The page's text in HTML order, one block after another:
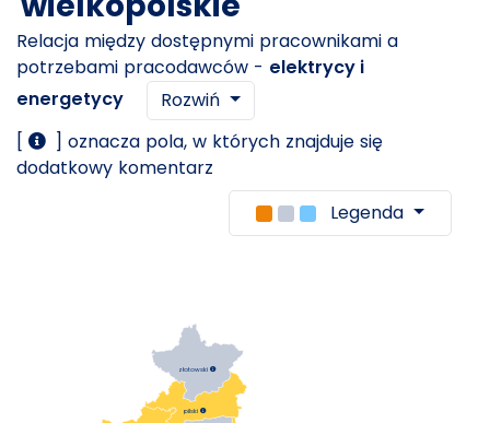
Relacja między dostępnymi pracownikami a
potrzebami pracodawców - elektrycy i
energetycy
Rozwiń
[
] oznacza pola, w których znajduje się
dodatkowy komentarz
Legenda
pilski 
złotowski 